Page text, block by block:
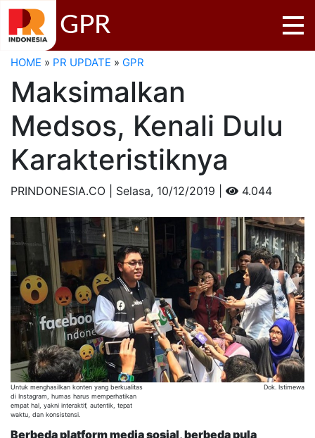
GPR
HOME » PR UPDATE » GPR
Maksimalkan
Medsos, Kenali Dulu
Karakteristiknya
PRINDONESIA.CO | Selasa, 10/12/2019 | 4.044
Untuk menghasilkan konten yang berkualitas
di Instagram, humas harus memperhatikan
empat hal, yakni interaktif, autentik, tepat
waktu, dan konsistensi.
Dok. Istimewa
Berbeda platform media sosial, berbeda pula